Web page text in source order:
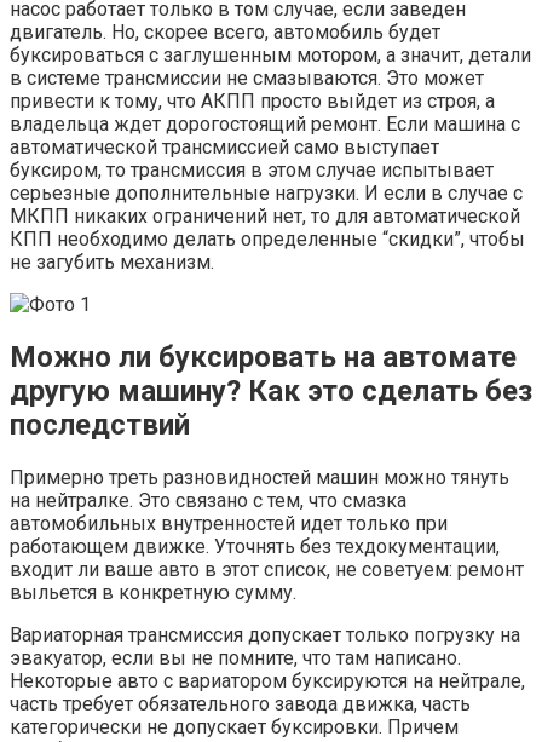
насос работает только в том случае, если заведен
двигатель. Но, скорее всего, автомобиль будет
буксироваться с заглушенным мотором, а значит, детали
в системе трансмиссии не смазываются. Это может
привести к тому, что АКПП просто выйдет из строя, а
владельца ждет дорогостоящий ремонт. Если машина с
автоматической трансмиссией само выступает
буксиром, то трансмиссия в этом случае испытывает
серьезные дополнительные нагрузки. И если в случае с
МКПП никаких ограничений нет, то для автоматической
КПП необходимо делать определенные “скидки”, чтобы
не загубить механизм.
Можно ли буксировать на автомате
другую машину? Как это сделать без
последствий
Примерно треть разновидностей машин можно тянуть
на нейтралке. Это связано с тем, что смазка
автомобильных внутренностей идет только при
работающем движке. Уточнять без техдокументации,
входит ли ваше авто в этот список, не советуем: ремонт
выльется в конкретную сумму.
Вариаторная трансмиссия допускает только погрузку на
эвакуатор, если вы не помните, что там написано.
Некоторые авто с вариатором буксируются на нейтрале,
часть требует обязательного завода движка, часть
категорически не допускает буксировки. Причем